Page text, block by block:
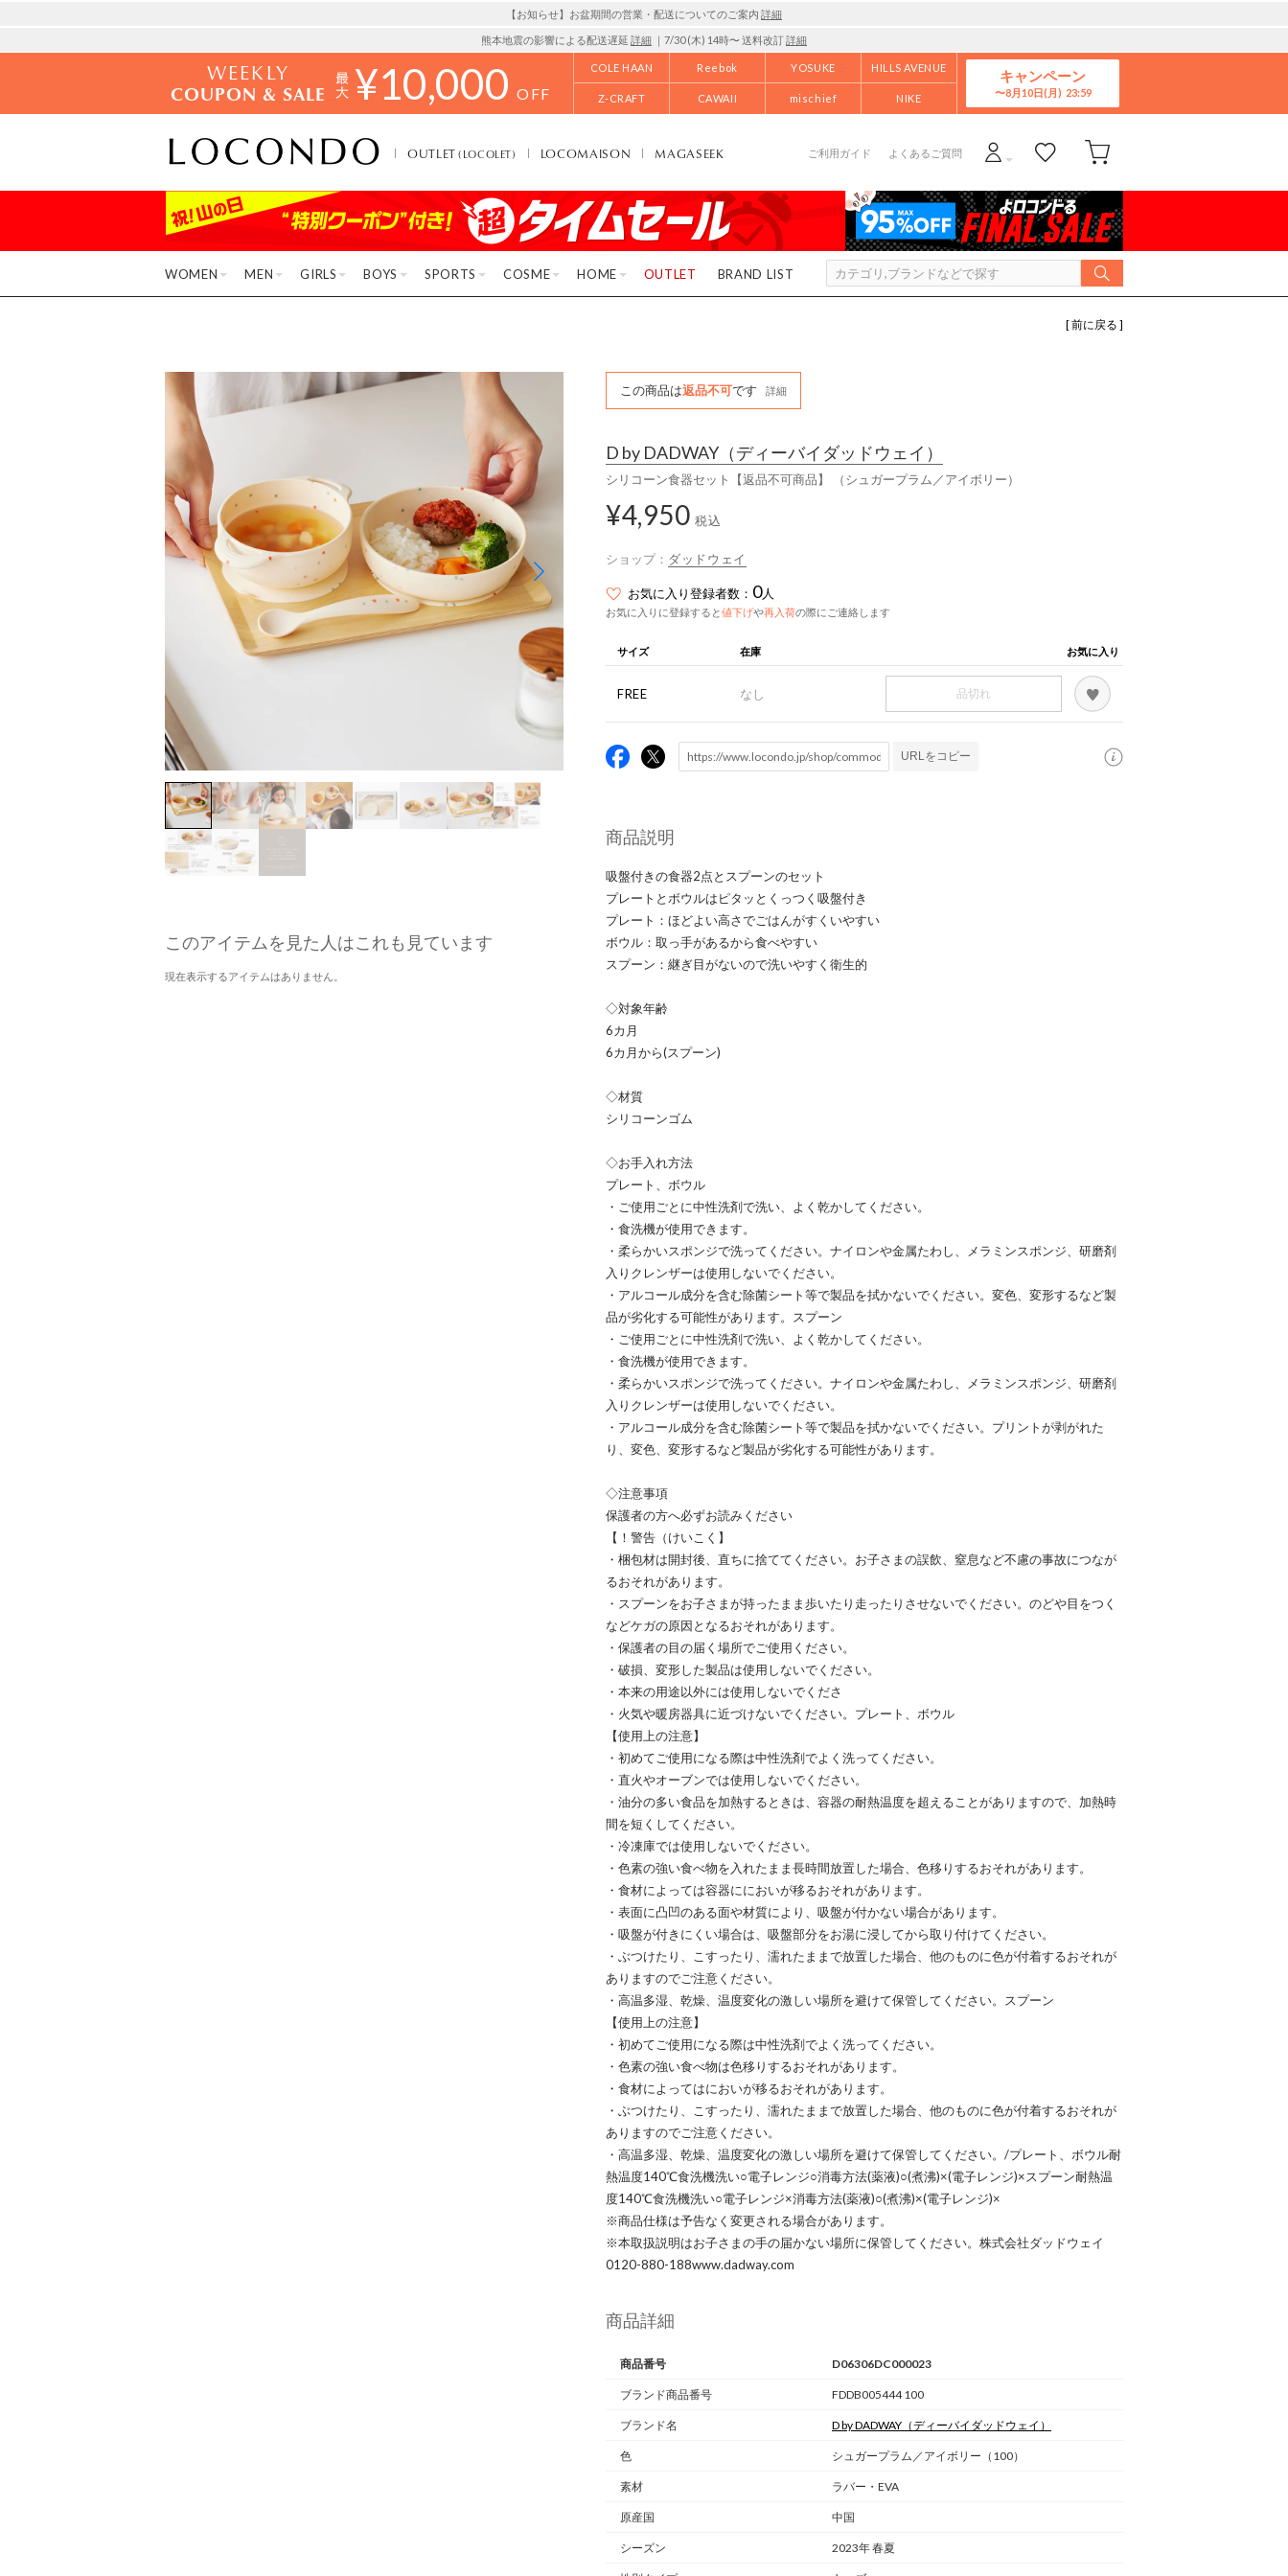
【お知らせ】お盆期間の営業・配送についてのご案内 詳細
熊本地震の影響による配送遅延 詳細 ｜7/30 (木) 14時〜 送料改訂詳細
WEEKLY
COUPON & SALE ¥10,000 OFF
COLE HAAN Reebok YOSUKE HILLS AVENUE
Z-CRAFT CAWAII mischief NIKE
キャンペーン
8月10日(月)
OUTLET(LOCOLET) LOCOMAISON MAGASEEK ご利用ガイド よくあるご質問
WOMEN MEN GIRLS BOYS SPORTS COSME HOME OUTLET BRAND LIST
[ 前に戻る ]
このアイテムを見た人はこれも見ています
現在表示するアイテムはありません。
この商品は返品不可です 詳細
D by DADWAY（ディーバイダッドウェイ）
シリコーン食器セット【返品不可商品】 （シュガープラム／アイボリー）
¥4,950 税込
ショップ： ダッドウェイ
お気に入り登録者数： 0人
お気に入りに登録すると値下げや再入荷の際にご連絡します
サイズ 在庫 お気に入り
FREE なし 品切れ
URLをコピー
商品説明
吸盤付きの食器2点とスプーンのセット
プレートとボウルはピタッとくっつく吸盤付き
プレート：ほどよい高さでごはんがすくいやすい
ボウル：取っ手があるから食べやすい
スプーン：継ぎ目がないので洗いやすく衛生的
◇対象年齢
6カ月
6カ月から(スプーン)
◇材質
シリコーンゴム
◇お手入れ方法
プレート、ボウル
・ご使用ごとに中性洗剤で洗い、よく乾かしてください。
・食洗機が使用できます。
・柔らかいスポンジで洗ってください。ナイロンや金属たわし、メラミンスポンジ、研磨剤
入りクレンザーは使用しないでください。
・アルコール成分を含む除菌シート等で製品を拭かないでください。変色、変形するなど製
品が劣化する可能性があります。スプーン
・ご使用ごとに中性洗剤で洗い、よく乾かしてください。
・食洗機が使用できます。
・柔らかいスポンジで洗ってください。ナイロンや金属たわし、メラミンスポンジ、研磨剤
入りクレンザーは使用しないでください。
・アルコール成分を含む除菌シート等で製品を拭かないでください。プリントが剥がれた
り、変色、変形するなど製品が劣化する可能性があります。
◇注意事項
保護者の方へ必ずお読みください
【！警告（けいこく】
・梱包材は開封後、直ちに捨ててください。お子さまの誤飲、窒息など不慮の事故につなが
るおそれがあります。
・スプーンをお子さまが持ったまま歩いたり走ったりさせないでください。のどや目をつく
などケガの原因となるおそれがあります。
・保護者の目の届く場所でご使用ください。
・破損、変形した製品は使用しないでください。
・本来の用途以外には使用しないでくださ
・火気や暖房器具に近づけないでください。プレート、ボウル
【使用上の注意】
・初めてご使用になる際は中性洗剤でよく洗ってください。
・直火やオーブンでは使用しないでください。
・油分の多い食品を加熱するときは、容器の耐熱温度を超えることがありますので、加熱時
間を短くしてください。
・冷凍庫では使用しないでください。
・色素の強い食べ物を入れたまま長時間放置した場合、色移りするおそれがあります。
・食材によっては容器ににおいが移るおそれがあります。
・表面に凸凹のある面や材質により、吸盤が付かない場合があります。
・吸盤が付きにくい場合は、吸盤部分をお湯に浸してから取り付けてください。
・ぶつけたり、こすったり、濡れたままで放置した場合、他のものに色が付着するおそれが
ありますのでご注意ください。
・高温多湿、乾燥、温度変化の激しい場所を避けて保管してください。スプーン
【使用上の注意】
・初めてご使用になる際は中性洗剤でよく洗ってください。
・色素の強い食べ物は色移りするおそれがあります。
・食材によってはにおいが移るおそれがあります。
・ぶつけたり、こすったり、濡れたままで放置した場合、他のものに色が付着するおそれが
ありますのでご注意ください。
・高温多湿、乾燥、温度変化の激しい場所を避けて保管してください。/プレート、ボウル耐
熱温度140℃食洗機洗い○電子レンジ○消毒方法(薬液)○(煮沸)×(電子レンジ)×スプーン耐熱温
度140℃食洗機洗い○電子レンジ×消毒方法(薬液)○(煮沸)×(電子レンジ)×
※商品仕様は予告なく変更される場合があります。
※本取扱説明はお子さまの手の届かない場所に保管してください。株式会社ダッドウェイ
0120-880-188www.dadway.com
商品詳細
商品番号 D06306DC000023
ブランド商品番号 FDDB005444 100
ブランド名 D by DADWAY （ディーバイダッドウェイ）
色 シュガープラム／アイボリー（100）
素材 ラバー・EVA
原産国 中国
シーズン 2023年 春夏